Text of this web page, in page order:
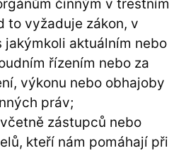
činným v trestním
to vyžaduje zákon, v
jakýmkoli aktuálním nebo
řízením nebo za
výkonu nebo obhajoby
práv;
zástupců nebo
kteří nám pomáhají při